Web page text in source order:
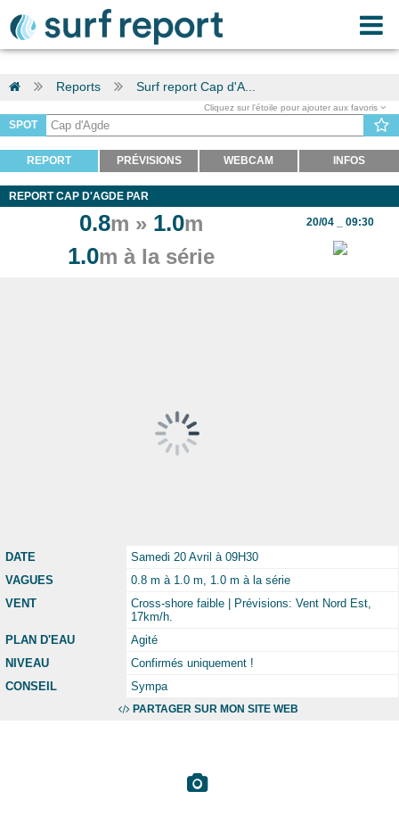
Reports Surf report Cap d'A...
Cliquez sur l'étoile pour ajouter aux favoris
SPOT
REPORT PRÉVISIONS WEBCAM INFOS
REPORT CAP D'AGDE PAR
0.8m » 1.0m
1.0m à la série
20/04 _ 09:30
DATE
Samedi 20 Avril à 09H30
VAGUES
0.8 m à 1.0 m, 1.0 m à la série
VENT
Cross-shore faible | Prévisions: Vent Nord Est,
17km/h.
PLAN D'EAU
Agité
NIVEAU
Confirmés uniquement !
CONSEIL
Sympa
PARTAGER SUR MON SITE WEB